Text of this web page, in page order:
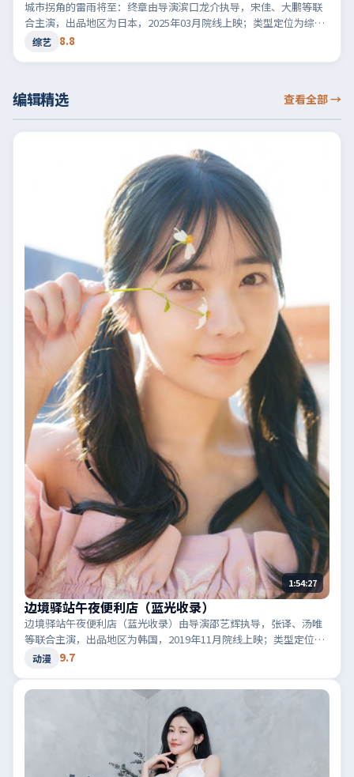
城市拐角的雷雨将至：终章由导演滨口龙介执导，宋佳、大鹏等联
合主演，出品地区为日本，2025年03月院线上映；类型定位为综艺
·科幻，世界观设定严谨。适合检索「日本科幻」「2025高分综
综艺 8.8
编辑精选 查看全部→
1:54:27
边境驿站午夜便利店（蓝光收录）
边境驿站午夜便利店（蓝光收录）由导演邵艺辉执导，张译、汤唯
等联合主演，出品地区为韩国，2019年11月院线上映；类型定位为
动漫·惊悚，音效与剪辑节奏凌厉。适合检索「韩国惊悚」「2019
动漫 9.7